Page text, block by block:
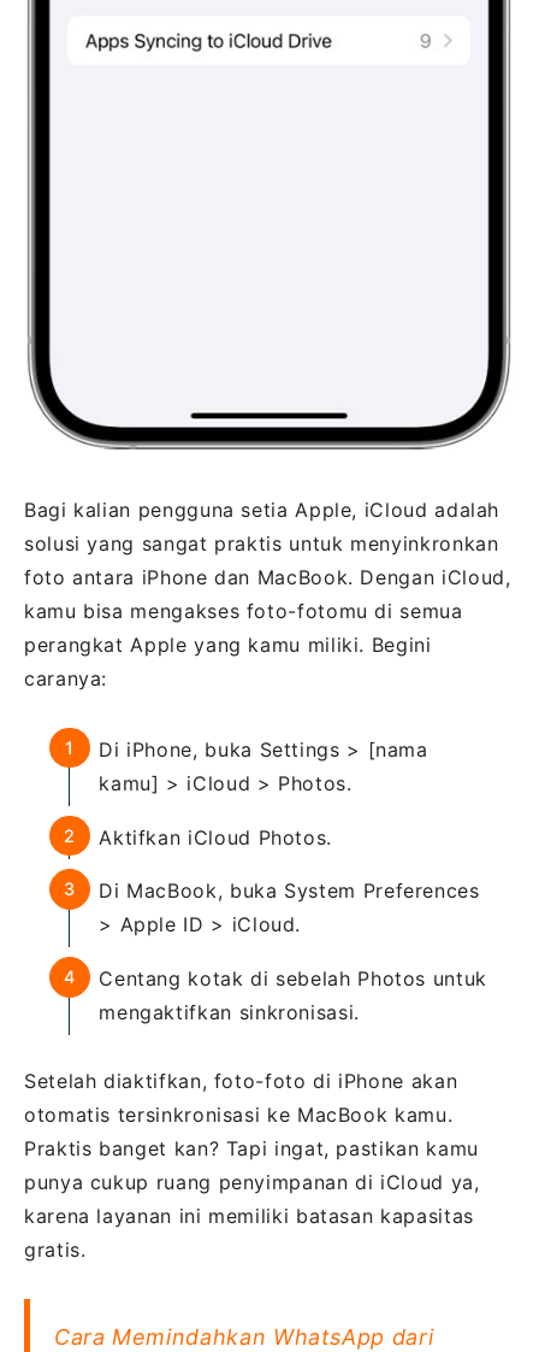
Bagi kalian pengguna setia Apple, iCloud adalah
solusi yang sangat praktis untuk menyinkronkan
foto antara iPhone dan MacBook. Dengan iCloud,
kamu bisa mengakses foto-fotomu di semua
perangkat Apple yang kamu miliki. Begini
caranya:
Di iPhone, buka Settings > [nama
kamu] > iCloud > Photos.
Aktifkan iCloud Photos.
Di MacBook, buka System Preferences
> Apple ID > iCloud.
Centang kotak di sebelah Photos untuk
mengaktifkan sinkronisasi.
Setelah diaktifkan, foto-foto di iPhone akan
otomatis tersinkronisasi ke MacBook kamu.
Praktis banget kan? Tapi ingat, pastikan kamu
punya cukup ruang penyimpanan di iCloud ya,
karena layanan ini memiliki batasan kapasitas
gratis.
Cara Memindahkan WhatsApp dari